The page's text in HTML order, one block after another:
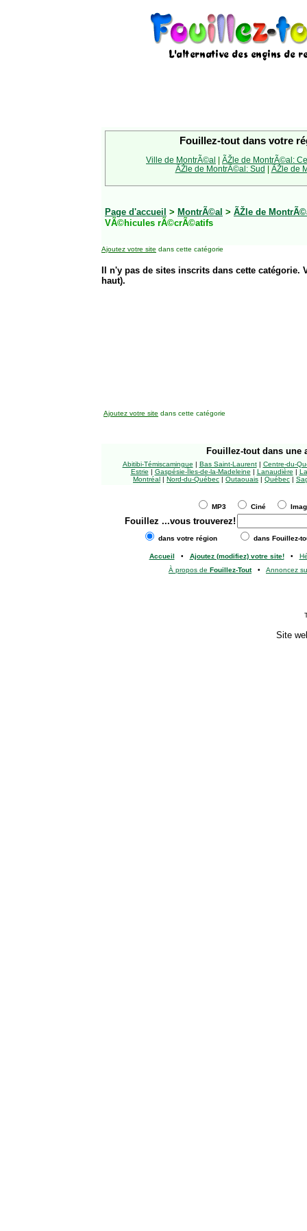
Fouillez-tout dans votre
Ville de MontrÃ©al | ÃŽle de MontrÃ©al:
ÃŽle de MontrÃ©al: Sud | ÃŽle de
Page d'accueil > MontrÃ©al > ÃŽle de
VÃ©hicules rÃ©crÃ©atifs
Ajoutez votre site dans cette catégorie
Il n'y pas de sites inscrits dans cette
haut).
Ajoutez votre site dans cette catégorie
Fouillez-tout dans une
Abitibi-Témiscamingue | Bas Saint-Laurent| Centre-du-
Estrie | Gaspésie-Îles-de-la-Madeleine | Lanaudière |
Montréal | Nord-du-Québec | Outaouais | Québec |
MP3 Ciné
Fouillez ...vous trouverez!
dans votre région dans Fouillez-
Accueil • Ajoutez (modifiez) votre site!•
À propos de Fouillez-Tout• Annoncez
Site